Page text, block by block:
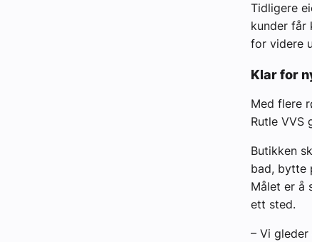
Tidligere
kunder får
for videre
Klar for
Med flere
Rutle VVS
Butikken
bad, bytte
Målet er å
ett sted.
– Vi